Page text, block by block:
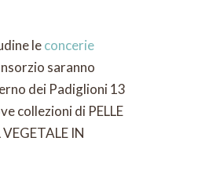
leconcerie
saranno
dei Padiglioni 13
collezioni di PELLE
IN